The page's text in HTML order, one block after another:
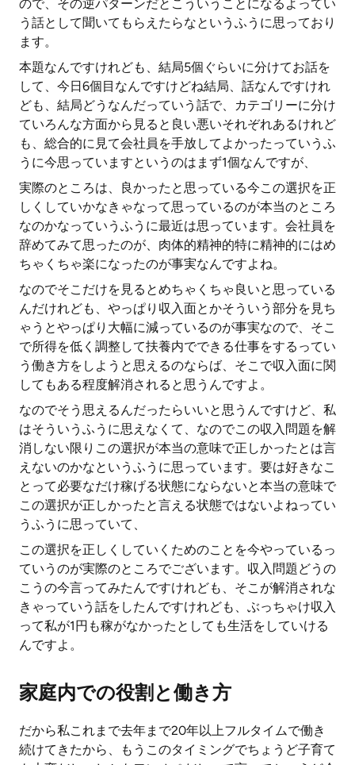
ので、その逆パターンだとこういうことになるよってい
う話として聞いてもらえたらなというふうに思っており
ます。
本題なんですけれども、結局5個ぐらいに分けてお話を
して、今日6個目なんですけどね結局、話なんですけれ
ども、結局どうなんだっていう話で、カテゴリーに分け
ていろんな方面から見ると良い悪いそれぞれあるけれど
も、総合的に見て会社員を手放してよかったっていうふ
うに今思っていますというのはまず1個なんですが、
実際のところは、良かったと思っている今この選択を正
しくしていかなきゃなって思っているのが本当のところ
なのかなっていうふうに最近は思っています。会社員を
辞めてみて思ったのが、肉体的精神的特に精神的にはめ
ちゃくちゃ楽になったのが事実なんですよね。
なのでそこだけを見るとめちゃくちゃ良いと思っている
んだけれども、やっぱり収入面とかそういう部分を見ち
ゃうとやっぱり大幅に減っているのが事実なので、そこ
で所得を低く調整して扶養内でできる仕事をするってい
う働き方をしようと思えるのならば、そこで収入面に関
してもある程度解消されると思うんですよ。
なのでそう思えるんだったらいいと思うんですけど、私
はそういうふうに思えなくて、なのでこの収入問題を解
消しない限りこの選択が本当の意味で正しかったとは言
えないのかなというふうに思っています。要は好きなこ
とって必要なだけ稼げる状態にならないと本当の意味で
この選択が正しかったと言える状態ではないよねってい
うふうに思っていて、
この選択を正しくしていくためのことを今やっているっ
ていうのが実際のところでございます。収入問題どうの
こうの今言ってみたんですけれども、そこが解消されな
きゃっていう話をしたんですけれども、ぶっちゃけ収入
って私が1円も稼がなかったとしても生活をしていける
んですよ。
家庭内での役割と働き方
だから私これまで去年まで20年以上フルタイムで働き
続けてきたから、もうこのタイミングでちょうど子育て